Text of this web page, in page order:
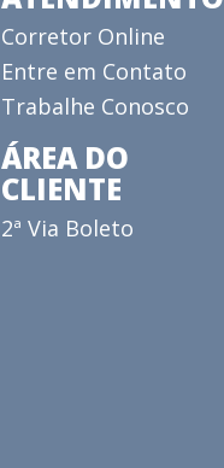
Corretor Online
Entre em Contato
Trabalhe Conosco
ÁREA DO
CLIENTE
2ª Via Boleto